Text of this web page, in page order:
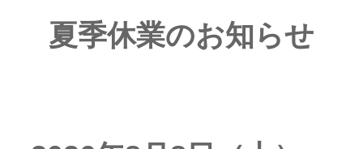
夏季休業のお知らせ